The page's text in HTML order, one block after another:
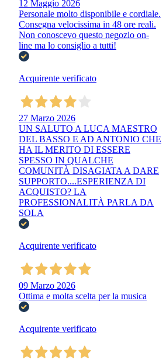
12 Maggio 2026
Personale molto disponibile e cordiale.
Consegna velocissima in 48 ore reali.
Non conoscevo questo negozio on-
line ma lo consiglio a tutti!
Acquirente verificato
27 Marzo 2026
UN SALUTO A LUCA MAESTRO
DEL BASSO E AD ANTONIO CHE
HA IL MERITO DI ESSERE
SPESSO IN QUALCHE
COMUNITÀ DISAGIATA A DARE
SUPPORTO....ESPERIENZA DI
ACQUISTO? LA
PROFESSIONALITÀ PARLA DA
SOLA
Acquirente verificato
09 Marzo 2026
Ottima e molta scelta per la musica
Acquirente verificato